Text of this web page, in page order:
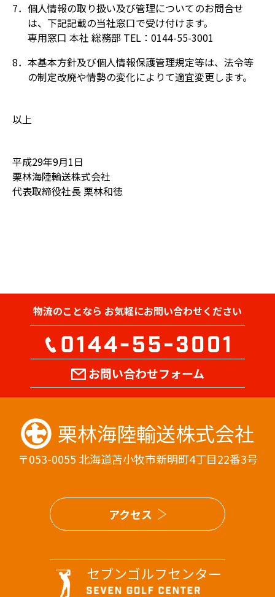
7．個人情報の取り扱い及び管理についてのお問合せ
は、下記記載の当社窓口で受け付けます。
専用窓口 本社 総務部 TEL：0144-55-3001
8．本基本方針及び個人情報保護管理規定等は、法令等
の制定改廃や情勢の変化によりて適宜変更します。
以上
平成29年9月1日
栗林海陸輸送株式会社
代表取締役社長 栗林和徳
栗林海陸輸送株式会社
〒053-0055 北海道苫小牧市新明町4丁目22番3号
アクセス
物流のことなら お気軽にお問い合わせください
お問い合わせフォーム
セブンゴルフセンター